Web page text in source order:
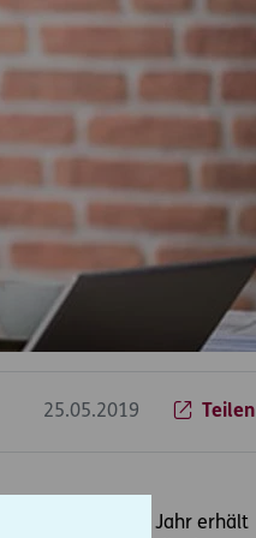
25.05.2019 Teilen
Einmal im Jahr erhält